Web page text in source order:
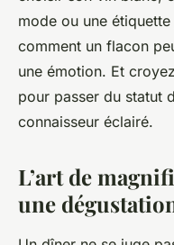
mode ou une
comment un flacon
une émotion. Et
pour passer du statut
connaisseur éclairé.
L’art de
une